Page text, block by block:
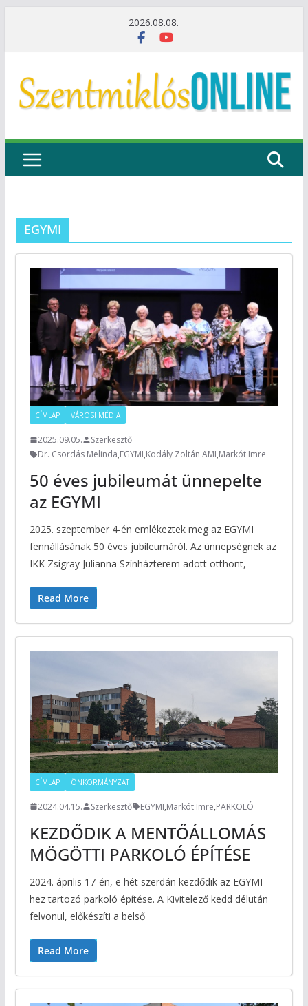
2026.08.08.
EGYMI
CÍMLAP VÁROSI MÉDIA
2025.09.05.
Szerkesztő
Dr. Csordás Melinda,EGYMI,Kodály Zoltán AMI,Markót Imre
50 éves jubileumát ünnepelte
az EGYMI
2025. szeptember 4-én emlékeztek meg az EGYMI
fennállásának 50 éves jubileumáról. Az ünnepségnek az
IKK Zsigray Julianna Színházterem adott otthont,
Read More
CÍMLAP ÖNKORMÁNYZAT
2024.04.15. Szerkesztő EGYMI,Markót Imre,PARKOLÓ
KEZDŐDIK A MENTŐÁLLOMÁS
MÖGÖTTI PARKOLÓ ÉPÍTÉSE
2024. április 17-én, e hét szerdán kezdődik az EGYMI-
hez tartozó parkoló építése. A Kivitelező kedd délután
felvonul, előkészíti a belső
Read More